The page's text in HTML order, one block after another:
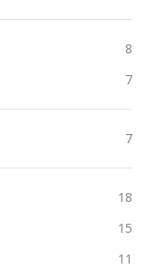
8
7
7
18
15
11